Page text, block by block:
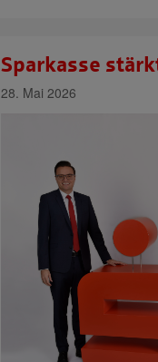
Sparkasse
28. Mai 2026